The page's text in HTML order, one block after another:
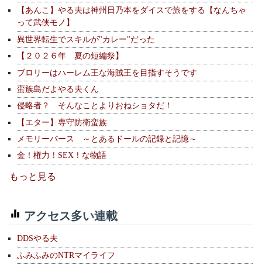
【あんこ】やる夫は神州日乃本をダイスで旅をする【なんちゃ
って武侠モノ】
異世界転生でスキルが"カレー"だった
【２０２６年 夏の短編祭】
ブロリーはハーレム王な海賊王を目指すそうです
蛮族島だよやる夫くん
侵略者？ そんなことよりおねショタだ！
【エター】専守防衛蛮族
メモリーバース ～とあるドールの記録と記憶～
金！権力！SEX！な物語
もっと見る
アクセス多い連載
DDSやる夫
ふみふみのNTRマイライフ